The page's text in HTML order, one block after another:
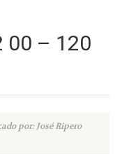
00 – 120
por: José Ripero